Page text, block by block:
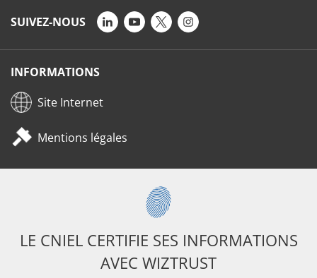
SUIVEZ-NOUS
INFORMATIONS
Site Internet
Mentions légales
LE CNIEL CERTIFIE SES INFORMATIONS
AVEC WIZTRUST